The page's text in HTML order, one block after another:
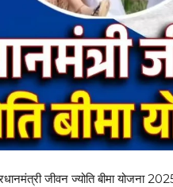
जीवन ज्योति बीमा योजना